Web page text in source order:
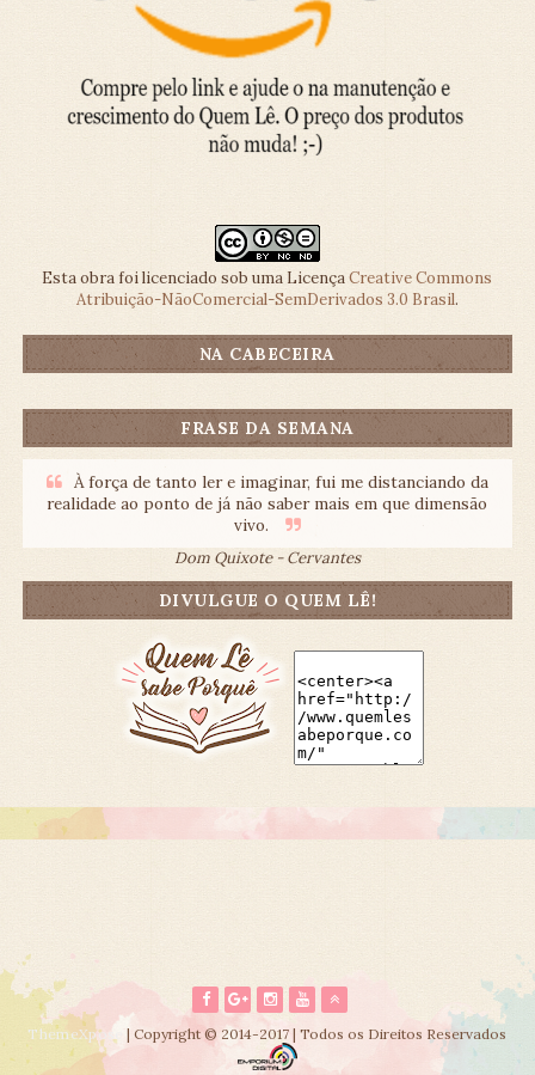
Esta obra foi licenciado sob uma LicençaCreative Commons
Atribuição-NãoComercial-SemDerivados 3.0 Brasil.
NA CABECEIRA
FRASE DA SEMANA
À força de tanto ler e imaginar, fui me distanciando da
realidade ao ponto de já não saber mais em que dimensão
vivo.
Dom Quixote - Cervantes
DIVULGUE O QUEM LÊ!
ThemeXpose | Copyright © 2014-2017 | Todos os Direitos Reservados